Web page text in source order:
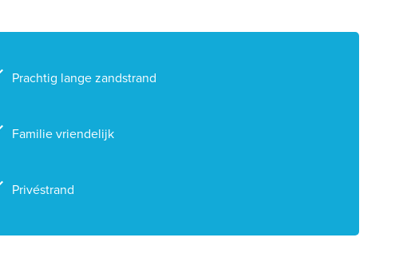
Prachtig lange zandstrand
Familie vriendelijk
Privéstrand